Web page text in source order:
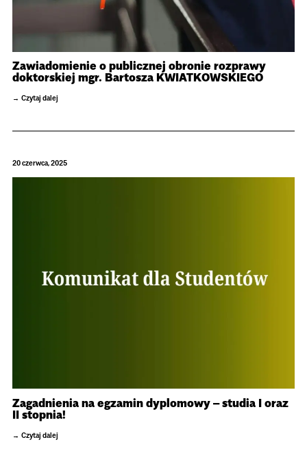
Zawiadomienie o publicznej obronie rozprawy
doktorskiej mgr. Bartosza KWIATKOWSKIEGO
Czytaj dalej
20 czerwca, 2025
Zagadnienia na egzamin dyplomowy – studia I oraz
II stopnia!
Czytaj dalej